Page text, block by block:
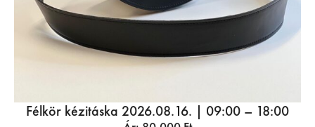
Félkör kézitáska 2026.08.16. | 09:00 – 18:00